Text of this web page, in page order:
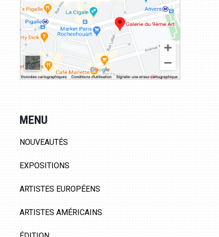
MENU
NOUVEAUTÉS
EXPOSITIONS
ARTISTES EUROPÉENS
ARTISTES AMÉRICAINS